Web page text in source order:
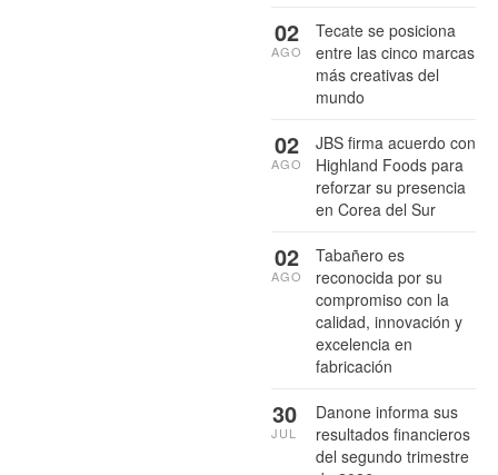
Tecate se posiciona
entre las cinco marcas
más creativas del
mundo
02
AGO
JBS firma acuerdo con
Highland Foods para
reforzar su presencia
en Corea del Sur
02
AGO
Tabañero es
reconocida por su
compromiso con la
calidad, innovación y
excelencia en
fabricación
02
AGO
Danone informa sus
resultados financieros
del segundo trimestre
30
JUL